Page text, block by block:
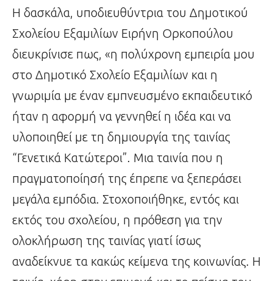
Η δασκάλα, υποδιευθύντρια του Δημοτικού
Σχολείου Εξαμιλίων Ειρήνη Ορκοπούλου
διευκρίνισε πως, «η πολύχρονη εμπειρία μου
στο Δημοτικό Σχολείο Εξαμιλίων και η
γνωριμία με έναν εμπνευσμένο εκπαιδευτικό
ήταν η αφορμή να γεννηθεί η ιδέα και να
υλοποιηθεί με τη δημιουργία της ταινίας
“Γενετικά Κατώτεροι”. Μια ταινία που η
πραγματοποίησή της έπρεπε να ξεπεράσει
μεγάλα εμπόδια. Στοχοποιήθηκε, εντός και
εκτός του σχολείου, η πρόθεση για την
ολοκλήρωση της ταινίας γιατί ίσως
αναδείκνυε τα κακώς κείμενα της κοινωνίας. Η